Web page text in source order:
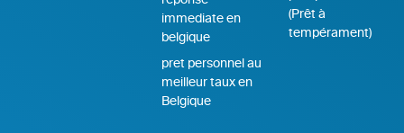
immediate en
belgique
pret personnel au
meilleur taux en
Belgique
(Prêt à
tempérament)